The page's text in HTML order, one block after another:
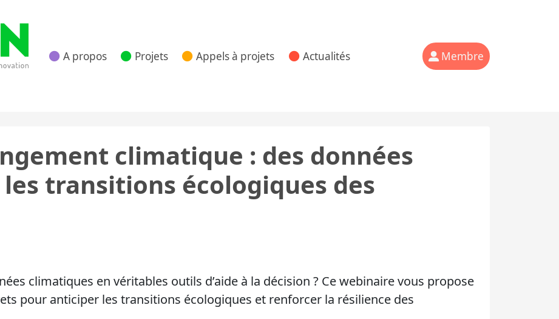
A propos Projets Appels à projets Actualités Membre
climatique : des données
transitions écologiques des
climatiques en véritables outils d’aide à la décision ? Ce webinaire vous propose
pour anticiper les transitions écologiques et renforcer la résilience des